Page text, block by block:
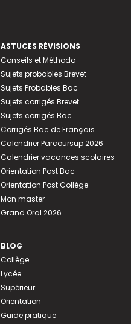
ASTUCES RÉVISIONS
Conseils et Méthodo
Sujets probables Brevet
Sujets Probables Bac
Sujets corrigés Brevet
Sujets corrigés Bac
Corrigés Bac de Français
Calendrier Parcoursup 2026
Calendrier vacances scolaires
Orientation Post Bac
Orientation Post Collège
Mon master
Grand Oral 2026
BLOG
Collège
Lycée
Supérieur
Orientation
Guide pratique